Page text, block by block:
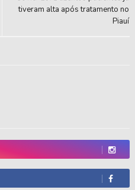
tiveram alta após tratamento no
Piauí